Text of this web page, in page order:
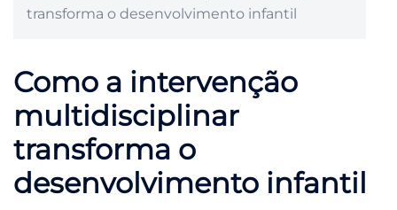
transforma o desenvolvimento infantil
Como a intervenção
multidisciplinar
transforma o
desenvolvimento infantil